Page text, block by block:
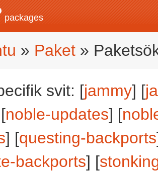
packages
» Paket »
svit: [jammy] [
noble-updates] [
] [questing-backports
backports] [